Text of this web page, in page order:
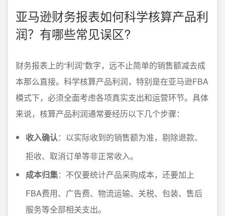
亚马逊财务报表如何科学核算产品利
润？有哪些常见误区?
财务报表上的“利润”数字，远不止简单的销售额减去成
本那么直接。科学核算产品利润，特别是在亚马逊FBA
模式下，必须全面考虑各项真实支出和运营环节。具体
来说，核算产品利润通常要经历以下几个步骤：
收入确认：以实际收到的销售额为准，剔除退款、
拒收、取消订单等非正常收入。
成本归集：不仅要统计产品采购成本，还要加上
FBA费用、广告费、物流运输、关税、包装、售后
服务等全部相关支出。